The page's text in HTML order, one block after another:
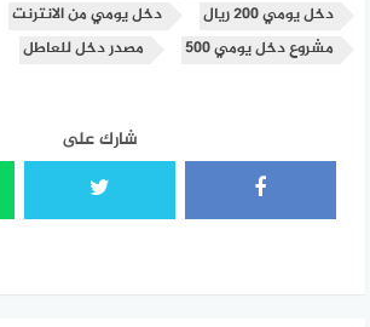
دخل يومي 200 ريال
دخل يومي من الانترنت
مشروع دخل يومي 500
مصدر دخل للعاطل
شارك على